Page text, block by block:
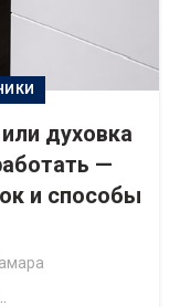
духовка
—
и способы